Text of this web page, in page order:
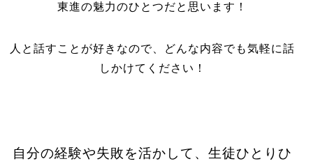
東進の魅力のひとつだと思います！
人と話すことが好きなので、どんな内容でも気軽に話
しかけてください！
自分の経験や失敗を活かして、生徒ひとりひ